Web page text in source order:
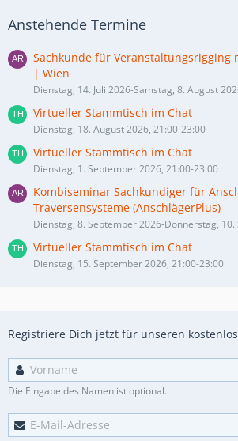
Anstehende Termine
Sachkunde für Veranstaltungsrigging
| Wien
Dienstag, 14. Juli 2026-Samstag, 8. August
Virtueller Stammtisch im Chat
Dienstag, 18. August 2026, 21:00-23:00
Virtueller Stammtisch im Chat
Dienstag, 1. September 2026, 21:00-23:00
Kombiseminar Sachkundiger für
Traversensysteme (AnschlägerPlus)
Dienstag, 8. September 2026-Donnerstag,
Virtueller Stammtisch im Chat
Dienstag, 15. September 2026, 21:00-23:00
Registriere Dich jetzt für unseren
Die Eingabe des Namen ist optional.